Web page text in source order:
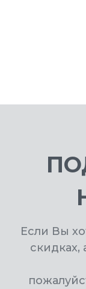
Если Вы
скидках,